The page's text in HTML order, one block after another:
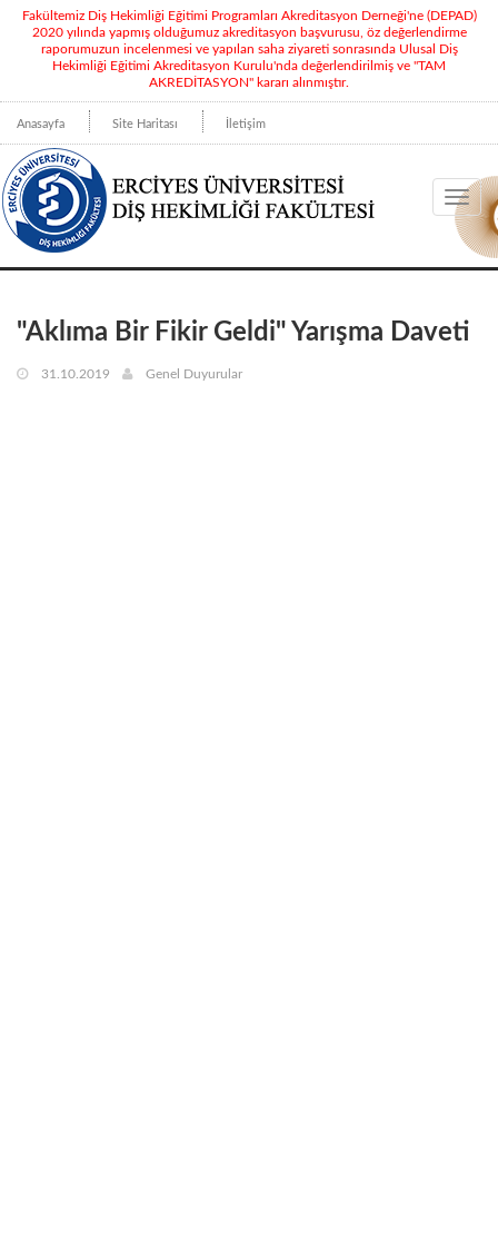
Fakültemiz Diş Hekimliği Eğitimi Programları Akreditasyon Derneği'ne (DEPAD)
2020 yılında yapmış olduğumuz akreditasyon başvurusu, öz değerlendirme
raporumuzun incelenmesi ve yapılan saha ziyareti sonrasında Ulusal Diş
Hekimliği Eğitimi Akreditasyon Kurulu'nda değerlendirilmiş ve "TAM
AKREDİTASYON" kararı alınmıştır.
Anasayfa Site Haritası İletişim
"Aklıma Bir Fikir Geldi" Yarışma Daveti
31.10.2019 Genel Duyurular